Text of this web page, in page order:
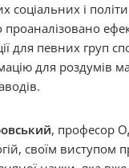
соціальних і
проаналізовано
для певних груп
для роздумів
, професор
своїм виступом